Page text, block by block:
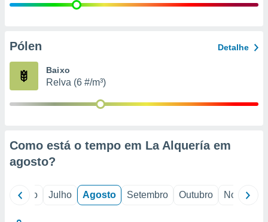
e
Pólen Detalhe
Baixo
Relva (6 #/m³)
Como está o tempo em La Alquería em
agosto?
Junho Julho Agosto Setembro Outubro Novembro